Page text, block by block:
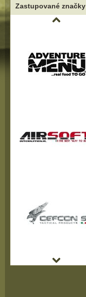
Zastupované značky